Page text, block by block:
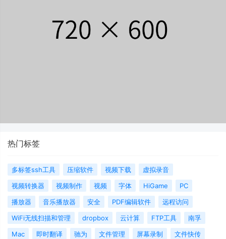
热门标签
多标签ssh工具 压缩软件 视频下载
虚拟录音
视频转换器
视频制作 视频 字体 HiGame
PC
播放器
音乐播放器 安全 PDF编辑软件
远程访问
WiFi无线扫描和管理
dropbox 云计算 FTP工具
南孚
Mac
即时翻译 驰为 文件管理 屏幕录制
文件快传